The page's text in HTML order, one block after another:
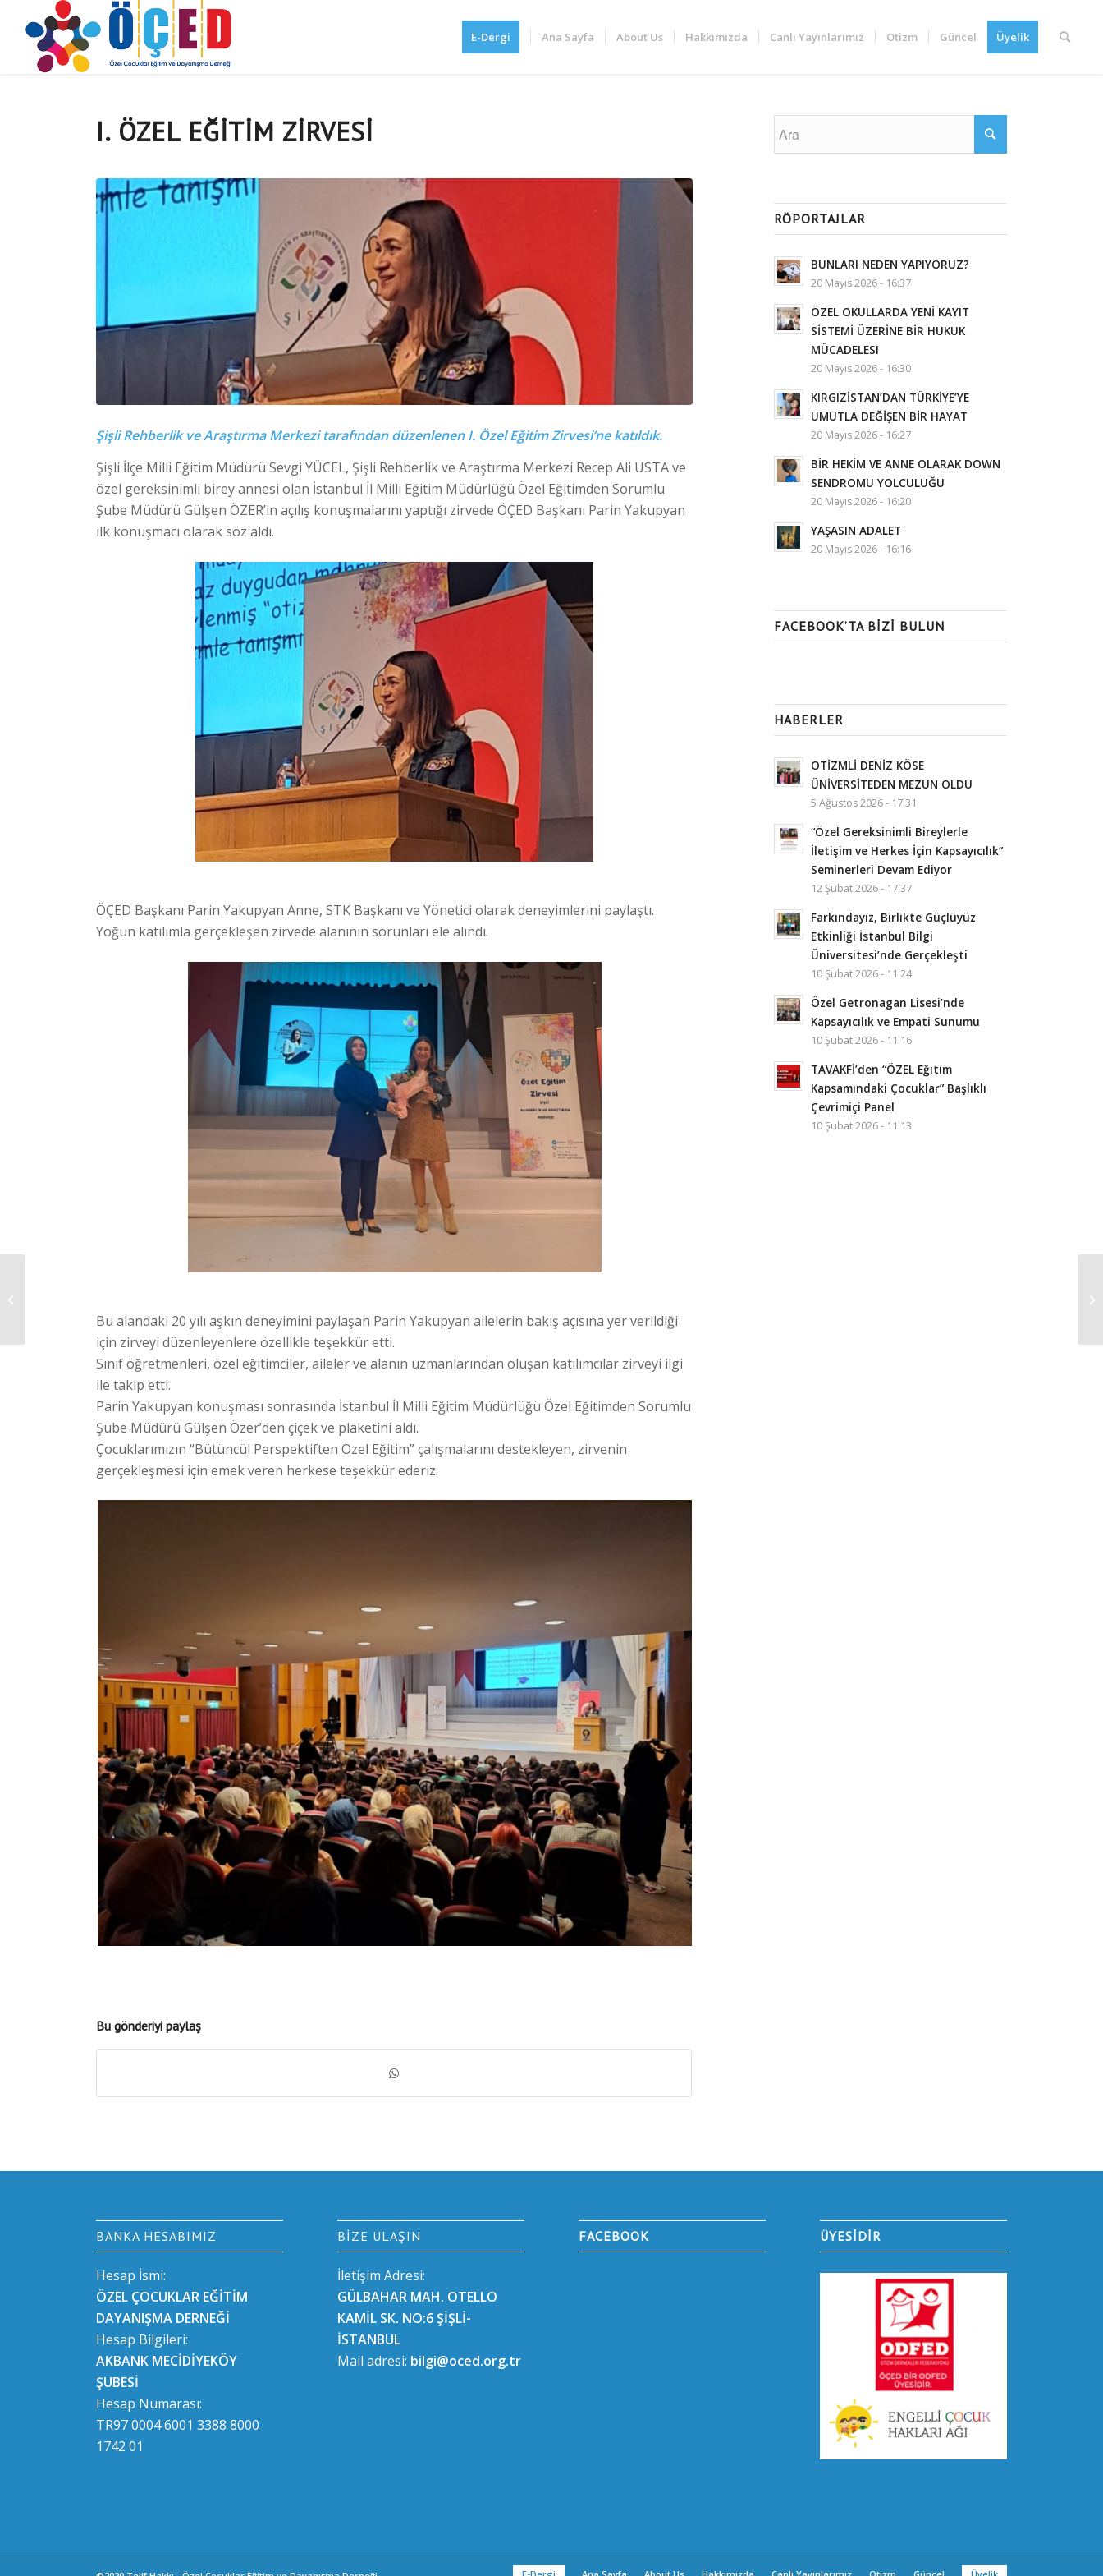
E-Dergi Ana Sayfa About Us Hakkımızda Canlı Yayınlarımız Otizm Güncel Üyelik
I. ÖZEL EĞITIM ZIRVESI
Şişli Rehberlik ve Araştırma Merkezi tarafından düzenlenen I. Özel Eğitim Zirvesi’ne katıldık.
Şişli İlçe Milli Eğitim Müdürü Sevgi YÜCEL, Şişli Rehberlik ve Araştırma Merkezi Recep Ali USTA ve
özel gereksinimli birey annesi olan İstanbul İl Milli Eğitim Müdürlüğü Özel Eğitimden Sorumlu
Şube Müdürü Gülşen ÖZER’in açılış konuşmalarını yaptığı zirvede ÖÇED Başkanı Parin Yakupyan
ilk konuşmacı olarak söz aldı.
ÖÇED Başkanı Parin Yakupyan Anne, STK Başkanı ve Yönetici olarak deneyimlerini paylaştı.
Yoğun katılımla gerçekleşen zirvede alanının sorunları ele alındı.
Bu alandaki 20 yılı aşkın deneyimini paylaşan Parin Yakupyan ailelerin bakış açısına yer verildiği
için zirveyi düzenleyenlere özellikle teşekkür etti.
Sınıf öğretmenleri, özel eğitimciler, aileler ve alanın uzmanlarından oluşan katılımcılar zirveyi ilgi
ile takip etti.
Parin Yakupyan konuşması sonrasında İstanbul İl Milli Eğitim Müdürlüğü Özel Eğitimden Sorumlu
Şube Müdürü Gülşen Özer’den çiçek ve plaketini aldı.
Çocuklarımızın “Bütüncül Perspektiften Özel Eğitim” çalışmalarını destekleyen, zirvenin
gerçekleşmesi için emek veren herkese teşekkür ederiz.
Bu gönderiyi paylaş
RÖPORTAJLAR
BUNLARI NEDEN YAPIYORUZ?
20 Mayıs 2026 - 16:37
ÖZEL OKULLARDA YENİ KAYIT
SİSTEMİ ÜZERİNE BİR HUKUK
MÜCADELESI
20 Mayıs 2026 - 16:30
KIRGIZİSTAN’DAN TÜRKİYE’YE
UMUTLA DEĞİŞEN BİR HAYAT
20 Mayıs 2026 - 16:27
BİR HEKİM VE ANNE OLARAK DOWN
SENDROMU YOLCULUĞU
20 Mayıs 2026 - 16:20
YAŞASIN ADALET
20 Mayıs 2026 - 16:16
FACEBOOK’TA BIZI BULUN
HABERLER
OTİZMLİ DENİZ KÖSE
ÜNİVERSİTEDEN MEZUN OLDU
5 Ağustos 2026 - 17:31
“Özel Gereksinimli Bireylerle
İletişim ve Herkes İçin Kapsayıcılık”
Seminerleri Devam Ediyor
12 Şubat 2026 - 17:37
Farkındayız, Birlikte Güçlüyüz
Etkinliği İstanbul Bilgi
Üniversitesi’nde Gerçekleşti
10 Şubat 2026 - 11:24
Özel Getronagan Lisesi’nde
Kapsayıcılık ve Empati Sunumu
10 Şubat 2026 - 11:16
TAVAKFİ’den “ÖZEL Eğitim
Kapsamındaki Çocuklar” Başlıklı
Çevrimiçi Panel
10 Şubat 2026 - 11:13
BANKA HESABIMIZ
Hesap İsmi:
ÖZEL ÇOCUKLAR EĞİTİM
DAYANIŞMA DERNEĞİ
Hesap Bilgileri:
AKBANK MECİDİYEKÖY
ŞUBESİ
Hesap Numarası:
TR97 0004 6001 3388 8000
1742 01
BIZE ULAŞIN
İletişim Adresi:
GÜLBAHAR MAH. OTELLO
KAMİL SK. NO:6 ŞİŞLİ-
İSTANBUL
Mail adresi: bilgi@oced.org.tr
FACEBOOK ÜYESİDİR